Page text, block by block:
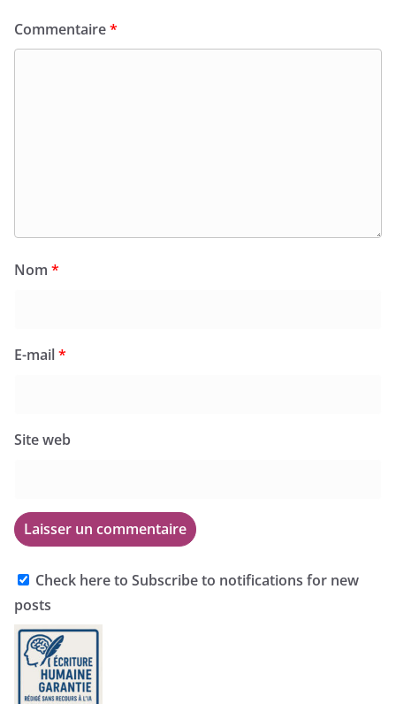
Commentaire*
Nom *
E-mail*
Site web
Check here to Subscribe to notifications for new
posts